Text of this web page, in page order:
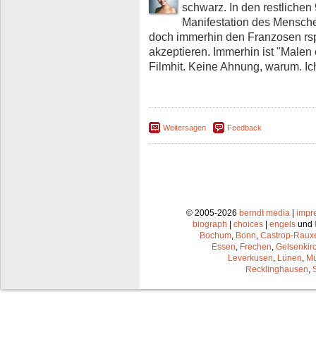
schwarz. In den
Manifestation des
doch immerhin den Franzosen
akzeptieren. Immerhin ist
Filmhit. Keine Ahnung, warum.
Weitersagen Feedback
© 2005-2026 berndt media |
biograph | choices | engels und
Bochum Bonn Castrop-
Essen Frechen
Leverkusen Lünen
Recklinghausen